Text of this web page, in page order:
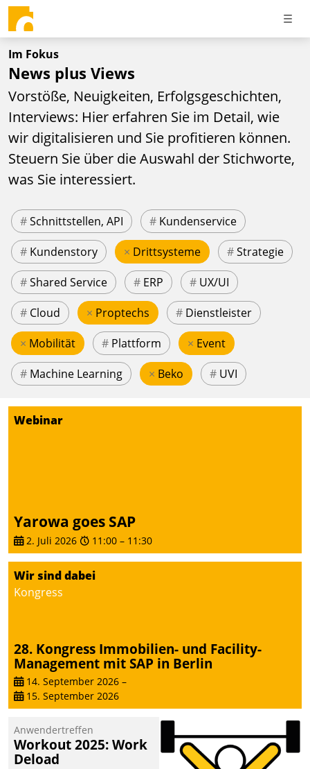
Im Fokus
News plus Views
Vorstöße, Neuigkeiten, Erfolgsgeschichten,
Interviews: Hier erfahren Sie im Detail, wie
wir digitalisieren und Sie profitieren können.
Steuern Sie über die Auswahl der Stichworte,
was Sie interessiert.
#Schnittstellen, API # Kundenservice
# Kundenstory × Drittsysteme #Strategie
#Shared Service # ERP # UX/UI
# Cloud × Proptechs # Dienstleister
× Mobilität # Plattform × Event
# Machine Learning × Beko # UVI
Webinar
Yarowa goes SAP
2. Juli 2026 11:00 – 11:30
Wir sind dabei
Kongress
28. Kongress Immobilien- und Facility-
Management mit SAP in Berlin
14. September 2026 –
15. September 2026
Anwendertreffen
Workout 2025: Work
Deload